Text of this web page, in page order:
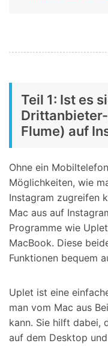
Teil 1: Ist es
Flume) auf
Ohne ein
Möglichkeiten, wie
Instagram zugreifen
Mac aus auf
Programme wie
MacBook. Diese
Funktionen bequem
Uplet ist eine
man vom Mac aus
kann. Sie hilft dabei,
auf dem Desktop